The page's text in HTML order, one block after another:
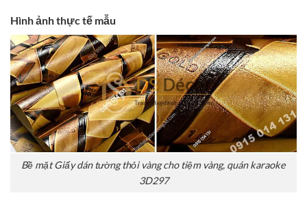
Hình ảnh thực tế mẫu
Bề mặt Giấy dán tường thỏi vàng cho tiệm vàng, quán karaoke
3D297